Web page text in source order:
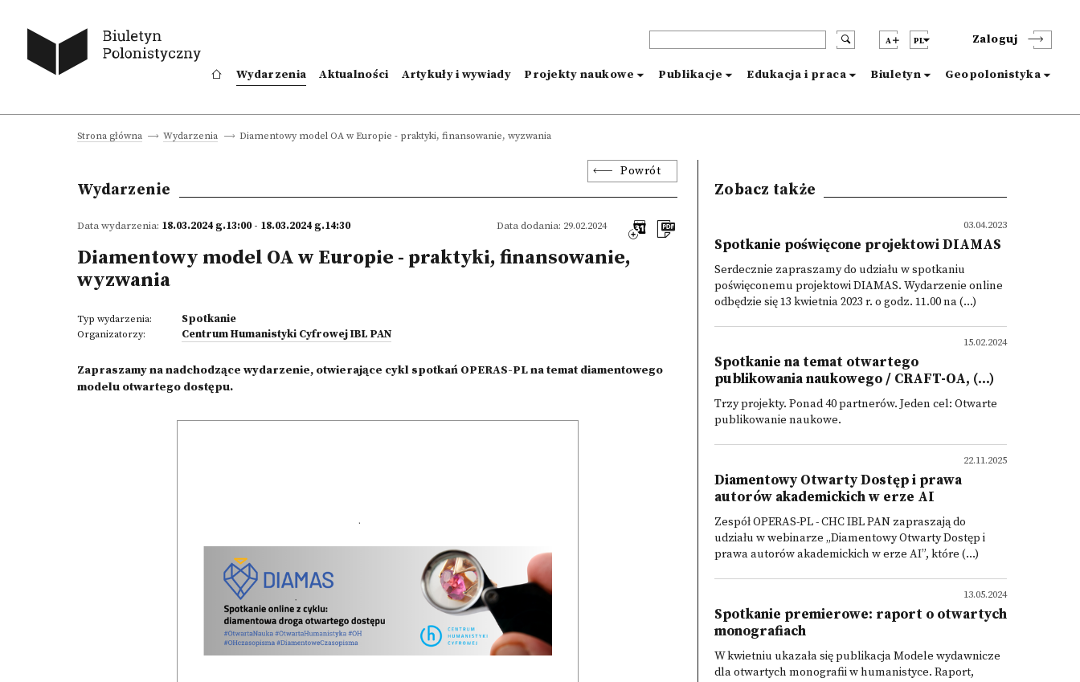
A PL Zaloguj
Wydarzenia Aktualności Artykuły i wywiady Projekty naukowe Publikacje Edukacja i praca Biuletyn Geopolonistyka
Strona główna Wydarzenia Diamentowy model OA w Europie - praktyki, finansowanie, wyzwania
Powrót
Wydarzenie
Data wydarzenia: 18.03.2024 g.13:00 - 18.03.2024 g.14:30 Data dodania: 29.02.2024
Diamentowy model OA w Europie - praktyki, finansowanie,
wyzwania
Typ wydarzenia: Spotkanie
Organizatorzy: Centrum Humanistyki Cyfrowej IBL PAN
Zapraszamy na nadchodzące wydarzenie, otwierające cykl spotkań OPERAS-PL na temat diamentowego
modelu otwartego dostępu.
Zobacz także
03.04.2023
Spotkanie poświęcone projektowi DIAMAS
Serdecznie zapraszamy do udziału w spotkaniu
poświęconemu projektowi DIAMAS. Wydarzenie online
odbędzie się 13 kwietnia 2023 r. o godz. 11.00 na (...)
15.02.2024
Spotkanie na temat otwartego
publikowania naukowego / CRAFT-OA, (...)
Trzy projekty. Ponad 40 partnerów. Jeden cel: Otwarte
publikowanie naukowe.
22.11.2025
Diamentowy Otwarty Dostęp i prawa
autorów akademickich w erze AI
Zespół OPERAS-PL - CHC IBL PAN zapraszają do
udziału w webinarze „Diamentowy Otwarty Dostęp i
prawa autorów akademickich w erze AI”, które (...)
13.05.2024
Spotkanie premierowe: raport o otwartych
monografiach
W kwietniu ukazała się publikacja Modele wydawnicze
dla otwartych monografii w humanistyce. Raport,